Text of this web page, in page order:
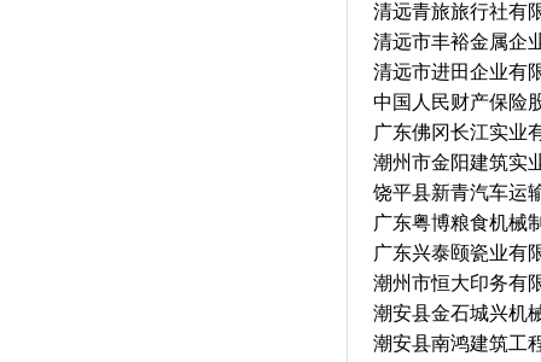
清远青旅旅行社有
清远市丰裕金属企
清远市进田企业有
中国人民财产保险
广东佛冈长江实业
潮州市金阳建筑实
饶平县新青汽车运
广东粤博粮食机械
广东兴泰颐瓷业有
潮州市恒大印务有
潮安县金石城兴机
潮安县南鸿建筑工